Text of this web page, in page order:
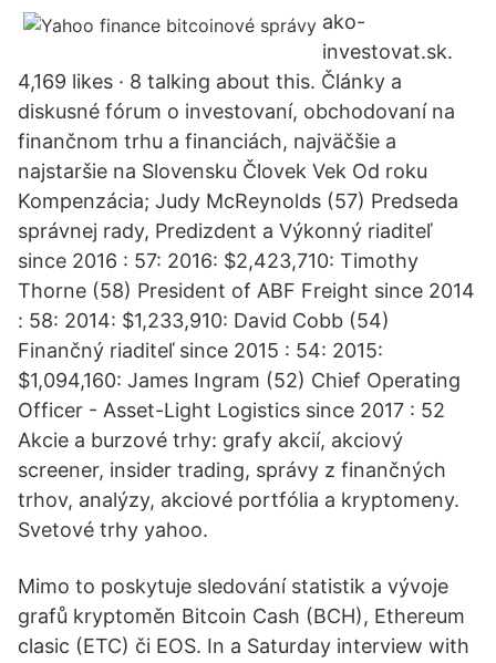
ako-
investovat.sk.
4,169 likes · 8 talking about this. Články a
diskusné fórum o investovaní, obchodovaní na
finančnom trhu a financiách, najväčšie a
najstaršie na Slovensku Človek Vek Od roku
Kompenzácia; Judy McReynolds (57) Predseda
správnej rady, Predizdent a Výkonný riaditeľ
since 2016 : 57: 2016: $2,423,710: Timothy
Thorne (58) President of ABF Freight since 2014
: 58: 2014: $1,233,910: David Cobb (54)
Finančný riaditeľ since 2015 : 54: 2015:
$1,094,160: James Ingram (52) Chief Operating
Officer - Asset-Light Logistics since 2017 : 52
Akcie a burzové trhy: grafy akcií, akciový
screener, insider trading, správy z finančných
trhov, analýzy, akciové portfólia a kryptomeny.
Svetové trhy yahoo.
Mimo to poskytuje sledování statistik a vývoje
grafů kryptoměn Bitcoin Cash (BCH), Ethereum
clasic (ETC) či EOS. In a Saturday interview with